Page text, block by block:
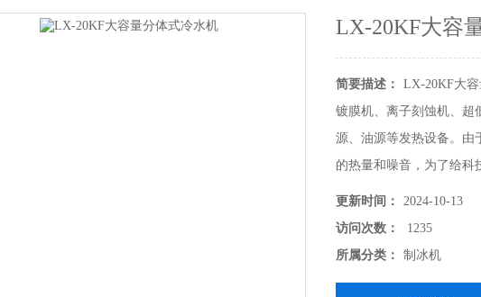
LX-20KF大容
简要描述：
LX-20KF大
镀膜机、离子刻蚀机、超
源、油源等发热设备。由
的热量和噪音，为了给科
冷水机是很好的选择。
更新时间：
2024-10-13
访问次数：
1235
所属分类：
制冰机